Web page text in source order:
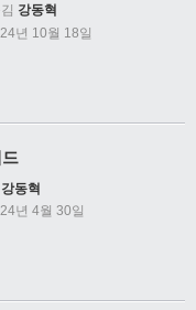
강동혁
년 10월 18일
강동혁
년 4월 30일